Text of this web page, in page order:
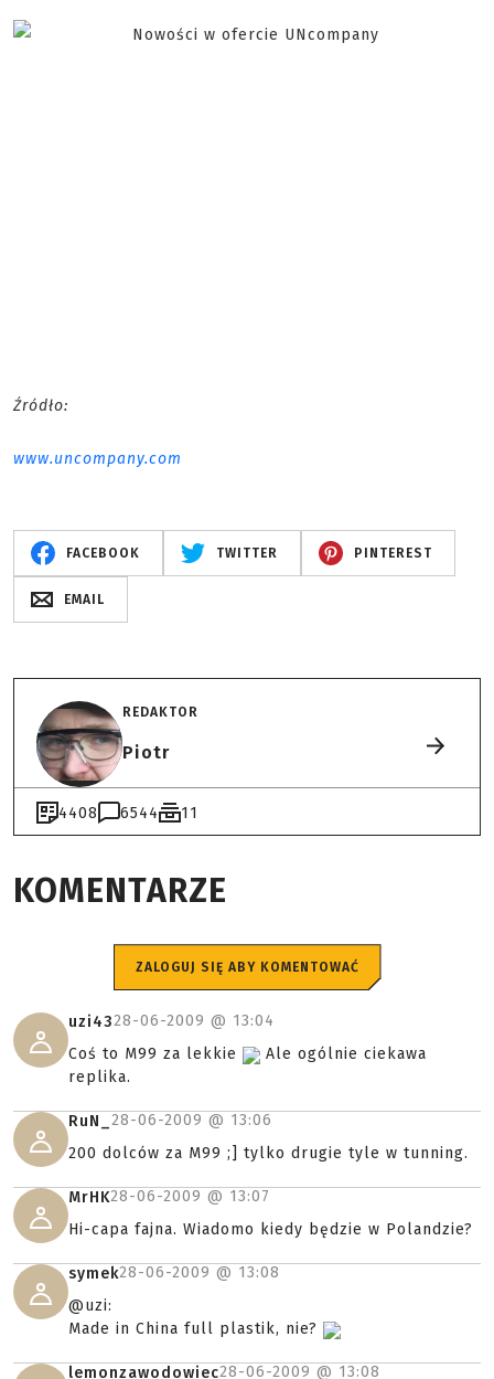
Źródło:
www.uncompany.com
FACEBOOK TWITTER PINTEREST
EMAIL
REDAKTOR
Piotr
4408 6544 11
KOMENTARZE
ZALOGUJ SIĘ ABY KOMENTOWAĆ
uzi4328-06-2009 @ 13:04
Coś to M99 za lekkie
Ale ogólnie ciekawa
replika.
RuN_ 28-06-2009 @ 13:06
200 dolców za M99 ;] tylko drugie tyle w tunning.
MrHK28-06-2009 @ 13:07
Hi-capa fajna. Wiadomo kiedy będzie w Polandzie?
symek28-06-2009 @ 13:08
@uzi:
Made in China full plastik, nie?
lemonzawodowiec28-06-2009 @ 13:08